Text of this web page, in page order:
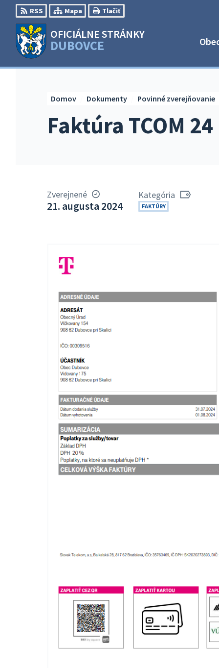
Preskočiť
na
obsah
RSS Mapa Tlačiť
OFICIÁLNE STRÁNKY
DUBOVCE
Faktúra TCOM 24
Domov Dokumenty Povinné zverejňovanie
Zverejnené
21. augusta 2024
Kategória
FAKTÚRY